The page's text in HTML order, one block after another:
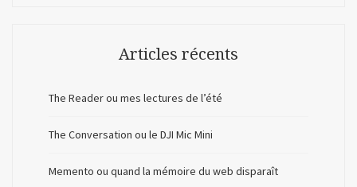
Articles récents
The Reader ou mes lectures de l’été
The Conversation ou le DJI Mic Mini
Memento ou quand la mémoire du web disparaît